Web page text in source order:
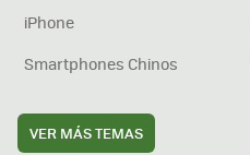
iPhone
Smartphones Chinos
VER MÁS TEMAS